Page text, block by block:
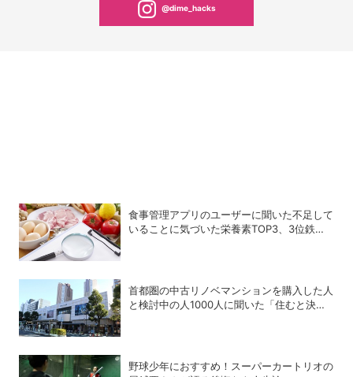
@dime_hacks
食事管理アプリのユーザーに聞いた不足して
いることに気づいた栄養素TOP3、3位鉄、2
首都圏の中古リノベマンションを購入した人
と検討中の人1000人に聞いた「住むと決め
野球少年におすすめ！スーパーカートリオの